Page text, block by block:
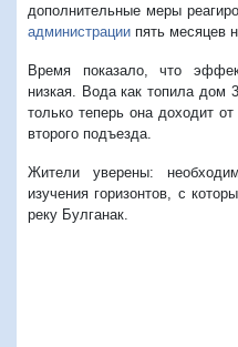
дополнительные меры
администрации пять месяцев
Время показало, что
низкая. Вода как топила дом
только теперь она доходит
второго подъезда.
Жители уверены:
изучения горизонтов, с
реку Булганак.